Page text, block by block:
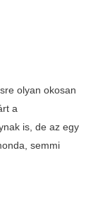
olyan okosan
a
is, de az egy
semmi